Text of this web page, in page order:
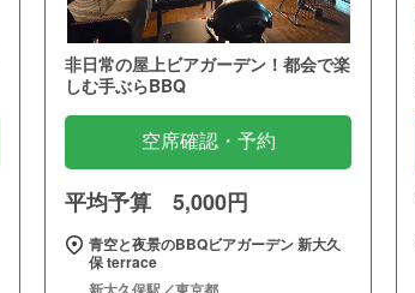
非日常の屋上ビアガーデン！都会で楽
しむ手ぶらBBQ
空席確認・予約
平均予算 5,000円
青空と夜景のBBQビアガーデン 新大久
保 terrace